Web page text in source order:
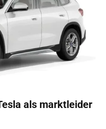
als marktleider